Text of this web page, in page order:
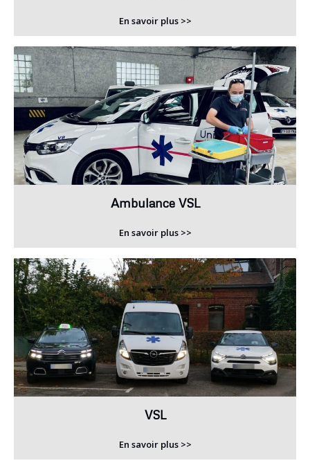
En savoir plus >>
Ambulance VSL
En savoir plus >>
VSL
En savoir plus >>